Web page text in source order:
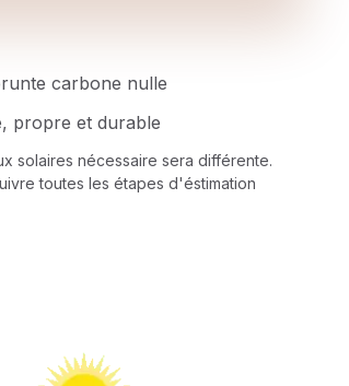
carbone nulle
propre et durable
solaires nécessaire sera différente.
toutes les étapes d'éstimation